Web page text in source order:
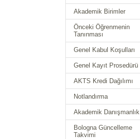
Akademik Birimler
Önceki Öğrenmenin
Tanınması
Genel Kabul Koşulları
Genel Kayıt Prosedürü
AKTS Kredi Dağılımı
Notlandırma
Akademik Danışmanlık
Bologna Güncelleme
Takvimi